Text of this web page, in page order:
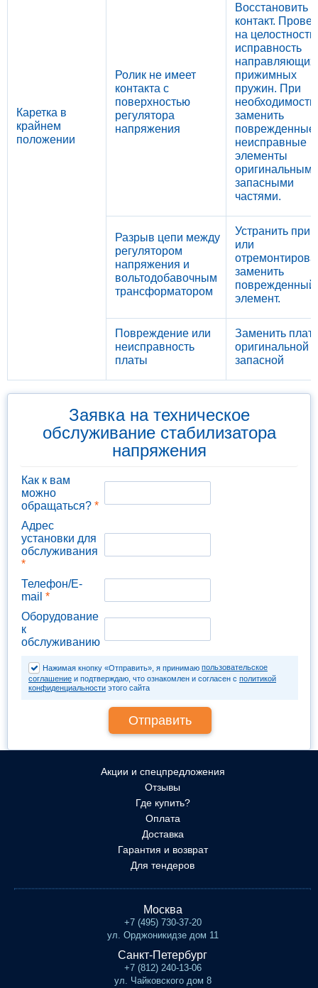
Каретка в
крайнем
положении
Ролик не имеет
контакта с
поверхностью
регулятора
напряжения
Восстановить
контакт.
на целостность
исправность
направляющих
прижимных
пружин. При
необходимости
заменить
поврежденные
неисправные
элементы
оригинальными
запасными
частями.
Разрыв цепи между
регулятором
напряжения и
вольтодобавочным
трансформатором
Устранить
или
заменить
поврежденный
элемент.
Повреждение или
неисправность
платы
Заменить плату
оригинальной
запасной
Заявка на техническое
обслуживание стабилизатора
напряжения
Как к вам
можно
обращаться? *
Адрес
установки для
обслуживания
*
Телефон/E-
mail *
Оборудование
к
обслуживанию
Нажимая кнопку «Отправить», я принимаю пользовательское
соглашение и подтверждаю, что ознакомлен и согласен с политикой
конфиденциальности этого сайта
Акции и спецпредложения
Отзывы
Где купить?
Оплата
Доставка
Гарантия и возврат
Для тендеров
Москва
+7 (495) 730-37-20
ул. Орджоникидзе дом 11
Санкт-Петербург
+7 (812) 240-13-06
ул. Чайковского дом 8